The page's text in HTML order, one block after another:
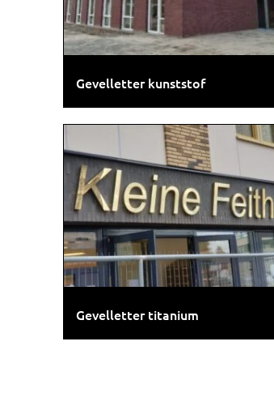
Gevelletter kunststof
Gevelletter titanium